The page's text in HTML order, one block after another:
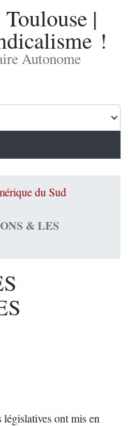
|
!
Autonome
du Sud
& LES
ont mis en